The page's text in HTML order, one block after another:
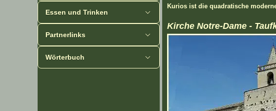
Essen und Trinken
Partnerlinks
Wörterbuch
Kurios ist die quadratische
Kirche Notre-Dame -